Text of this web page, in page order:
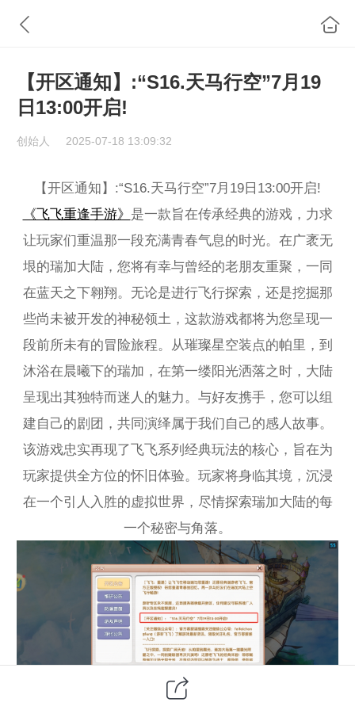
【开区通知】:“S16.天马行空”7月19
日13:00开启!
创始人 2025-07-18 13:09:32
【开区通知】:“S16.天马行空”7月19日13:00开启!
《飞飞重逢手游》 是一款旨在传承经典的游戏，力求
让玩家们重温那一段充满青春气息的时光。在广袤无
垠的瑞加大陆，您将有幸与曾经的老朋友重聚，一同
在蓝天之下翱翔。无论是进行飞行探索，还是挖掘那
些尚未被开发的神秘领土，这款游戏都将为您呈现一
段前所未有的冒险旅程。从璀璨星空装点的帕里，到
沐浴在晨曦下的瑞加，在第一缕阳光洒落之时，大陆
呈现出其独特而迷人的魅力。与好友携手，您可以组
建自己的剧团，共同演绎属于我们自己的感人故事。
该游戏忠实再现了飞飞系列经典玩法的核心，旨在为
玩家提供全方位的怀旧体验。玩家将身临其境，沉浸
在一个引人入胜的虚拟世界，尽情探索瑞加大陆的每
一个秘密与角落。